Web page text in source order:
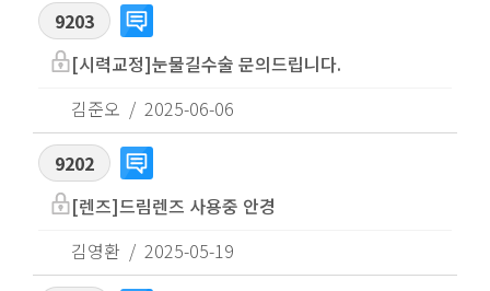
9203
[시력교정]눈물길수술 문의드립니다.
김준오
2025-06-06
9202
[렌즈]드림렌즈 사용중 안경
김영환
2025-05-19